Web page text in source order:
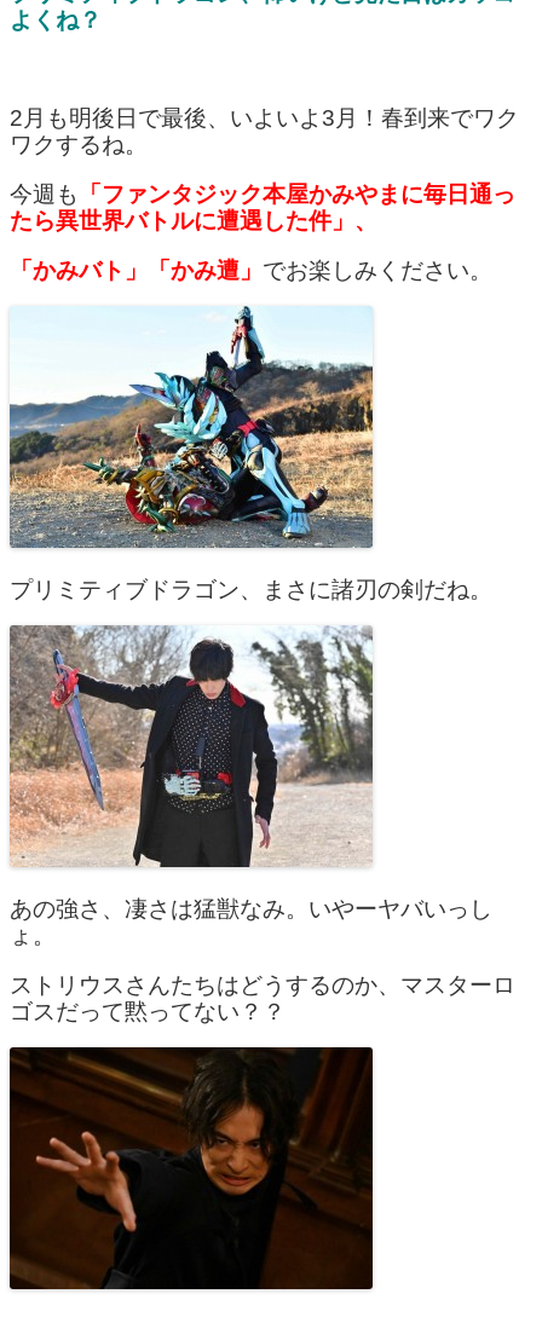
よくね？
2月も明後日で最後、いよいよ3月！春到来でワク
ワクするね。
今週も
「ファンタジック本屋かみやまに毎日通っ
たら異世界バトルに遭遇した件」、
「かみバト」「かみ遭」 でお楽しみください。
プリミティブドラゴン、まさに諸刃の剣だね。
あの強さ、凄さは猛獣なみ。いやーヤバいっし
ょ。
ストリウスさんたちはどうするのか、マスターロ
ゴスだって黙ってない？？